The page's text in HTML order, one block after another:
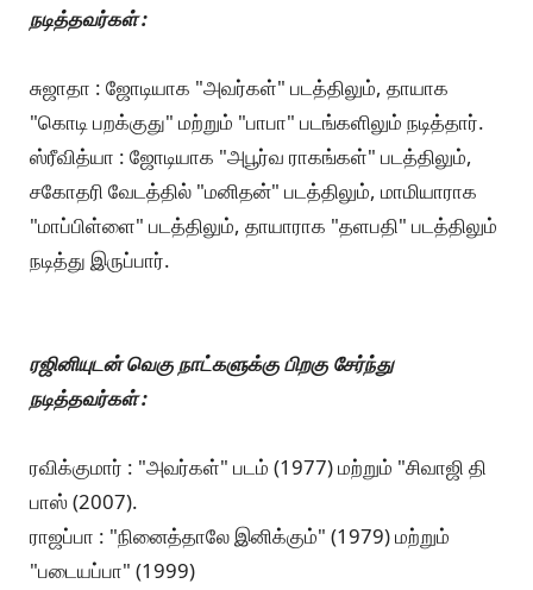
நடித்தவர்கள் :
சுஜாதா : ஜோடியாக "அவர்கள்" படத்திலும், தாயாக
"கொடி பறக்குது" மற்றும் "பாபா" படங்களிலும் நடித்தார்.
ஸ்ரீவித்யா : ஜோடியாக "அபூர்வ ராகங்கள்" படத்திலும்,
சகோதரி வேடத்தில் "மனிதன்" படத்திலும், மாமியாராக
"மாப்பிள்ளை" படத்திலும், தாயாராக "தளபதி" படத்திலும்
நடித்து இருப்பார்.
ரஜினியுடன் வெகு நாட்களுக்கு பிறகு சேர்ந்து
நடித்தவர்கள் :
ரவிக்குமார் : "அவர்கள்" படம் (1977) மற்றும் "சிவாஜி தி
பாஸ் (2007).
ராஜப்பா : "நினைத்தாலே இனிக்கும்" (1979) மற்றும்
"படையப்பா" (1999)